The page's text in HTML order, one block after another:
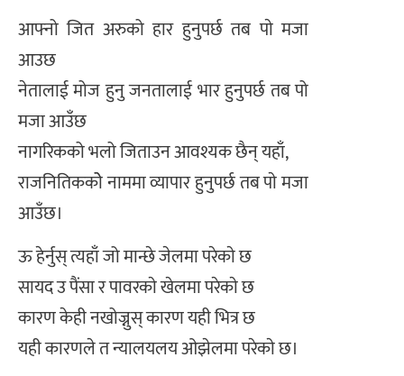
आफ्नो जित अरुको हार हुनुपर्छ तब पाे मजा
आउछ
नेतालाई मोज हुनु जनतालाई भार हुनुपर्छ तब पो
मजा आउँछ
नागरिकको भलो जिताउन आवश्यक छैन् यहाँ,
राजनितिककोे नाममा व्यापार हुनुपर्छ तब पाे मजा
आउँछ।
ऊ हेर्नुस् त्यहाँ जो मान्छे जेलमा परेकाे छ
सायद उ पैंसा र पावरकाे खेलमा परेकाे छ
कारण केही नखोज्नुस् कारण यही भित्र छ
यही कारणले त न्यालयलय ओझेलमा परेकाे छ।